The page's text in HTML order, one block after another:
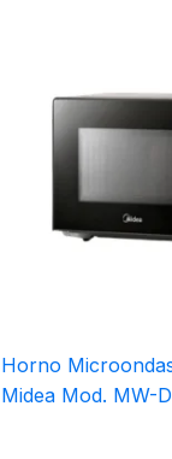
Horno
Midea Mod. MW-